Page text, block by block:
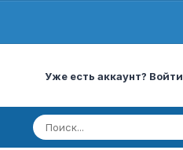
Уже есть аккаунт? Войти